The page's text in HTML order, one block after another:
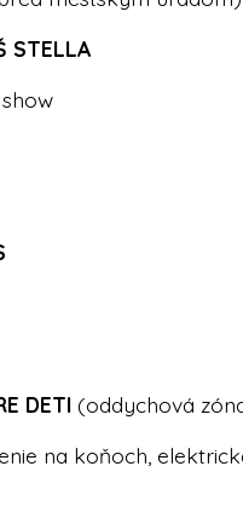
STELLA
DETI (oddychová
na koňoch,